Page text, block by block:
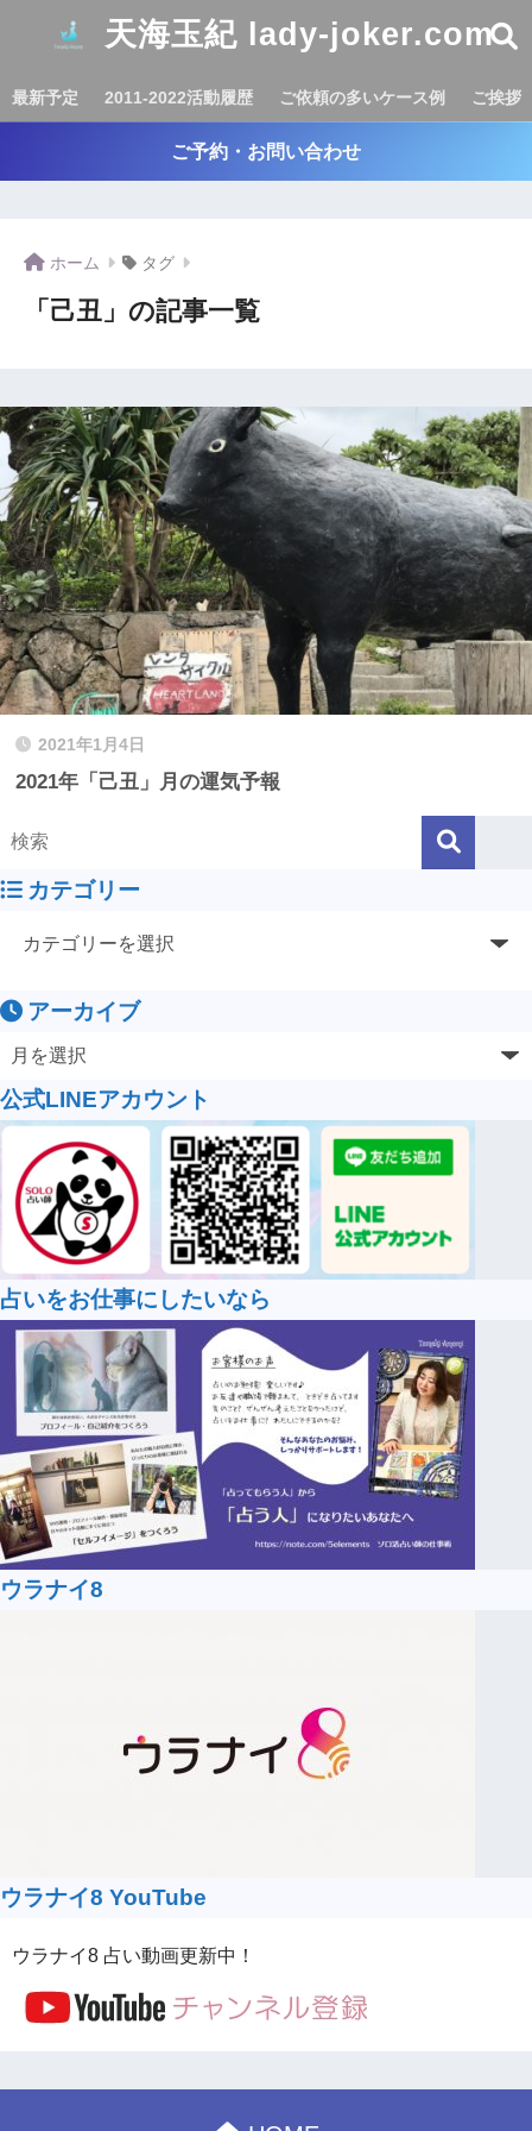
天海玉紀 lady-joker.com
最新予定 2011-2022活動履歴 ご依頼の多いケース例 ご挨拶
ご予約・お問い合わせ
ホーム タグ
「己丑」の記事一覧
2021年1月4日
2021年「己丑」月の運気予報
カテゴリー
アーカイブ
公式LINEアカウント
占いをお仕事にしたいなら
ウラナイ8
ウラナイ8 YouTube
ウラナイ8 占い動画更新中！